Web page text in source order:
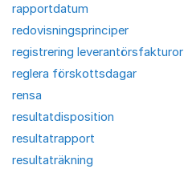
rapportdatum
redovisningsprinciper
registrering leverantörsfakturor
reglera förskottsdagar
rensa
resultatdisposition
resultatrapport
resultaträkning